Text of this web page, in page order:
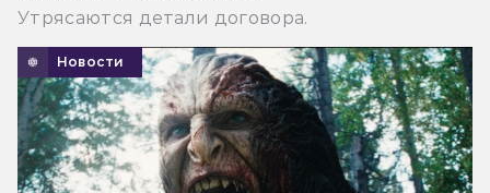
Утрясаются детали договора.
Новости